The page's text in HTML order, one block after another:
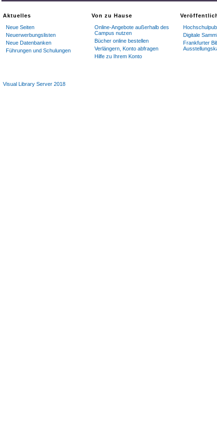
Aktuelles
Neue Seiten
Neuerwerbungslisten
Neue Datenbanken
Führungen und Schulungen
Von zu Hause
Online-Angebote außerhalb des
Campus nutzen
Bücher online bestellen
Verlängern, Konto abfragen
Hilfe zu Ihrem Konto
Digitale
Frankfurter
Visual Library Server 2018